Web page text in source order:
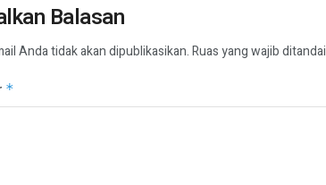
Balasan
Anda tidak akan dipublikasikan.Ruas yang wajib ditandai
*